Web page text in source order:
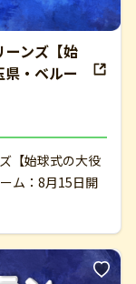
ーンズ【始
・ベルー
【始球式の大役
ム：8月15日開